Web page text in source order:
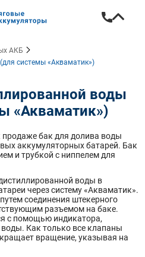
АКБ
системы «Акваматик»)
воды
«Акваматик»)
бак для долива воды
аккумуляторных батарей. Бак
и трубкой с ниппелем для
воды в
через систему «Акваматик».
соединения штекерного
разъемом на баке.
с помощью индикатора,
воды. Как только все клапаны
вращение, указывая на